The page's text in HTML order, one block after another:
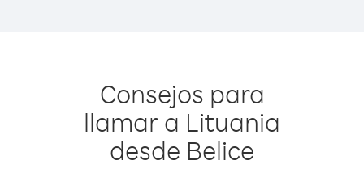
Consejos para
llamar a Lituania
desde Belice